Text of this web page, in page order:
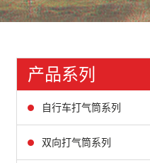
产品系列
自行车打气筒系列
双向打气筒系列